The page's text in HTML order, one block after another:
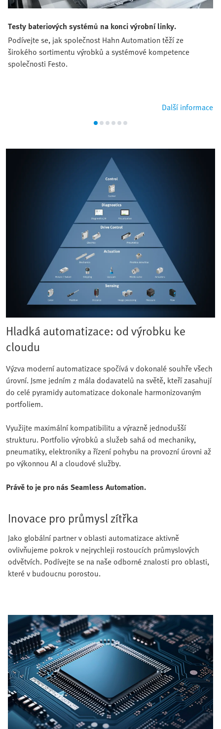
Testy bateriových systémů na konci výrobní linky.
Podívejte se, jak společnost Hahn Automation těží ze
širokého sortimentu výrobků a systémové kompetence
společnosti Festo.
Další informace
Hladká automatizace: od výrobku ke
cloudu
Výzva moderní automatizace spočívá v dokonalé souhře všech
úrovní. Jsme jedním z mála dodavatelů na světě, kteří zasahují
do celé pyramidy automatizace dokonale harmonizovaným
portfoliem.
Využijte maximální kompatibilitu a výrazně jednodušší
strukturu. Portfolio výrobků a služeb sahá od mechaniky,
pneumatiky, elektroniky a řízení pohybu na provozní úrovni až
po výkonnou AI a cloudové služby.
Právě to je pro nás Seamless Automation.
Inovace pro průmysl zítřka
Jako globální partner v oblasti automatizace aktivně
ovlivňujeme pokrok v nejrychleji rostoucích průmyslových
odvětvích. Podívejte se na naše odborné znalosti pro oblasti,
které v budoucnu porostou.